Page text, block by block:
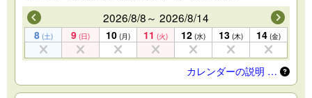
2026/8/8～ 2026/8/14
8 (土) 9 (日) 10 (月) 11 (火) 12 (水) 13 (木) 14 (金)
カレンダーの説明 …